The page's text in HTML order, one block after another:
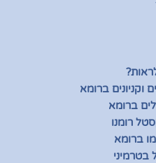
וקניונים ברומא
ברומא
רומנו
ברומא
בטרמיני